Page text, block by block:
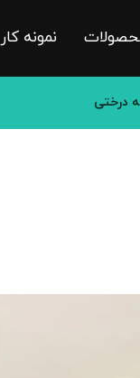
نمونه کار
درختی